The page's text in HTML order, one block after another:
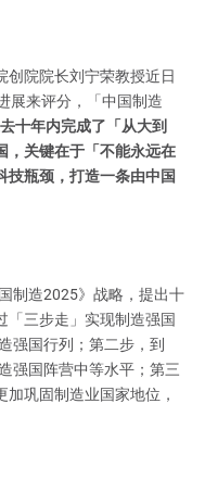
创院院长刘宁荣教授近日
展来评分，「中国制造
十年内完成了「从大到
，关键在于「不能永远在
技瓶颈，打造一条由中国
制造2025》战略，提出十
「三步走」实现制造强国
强国行列；第二步，到
强国阵营中等水平；第三
巩固制造业国家地位，